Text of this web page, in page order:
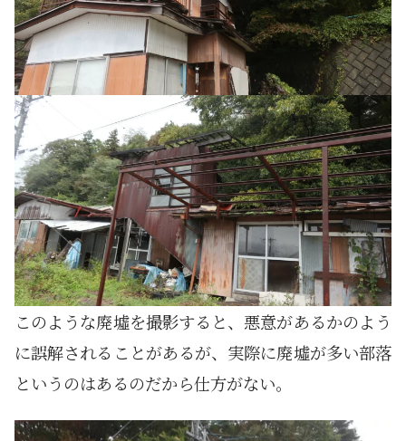
このような廃墟を撮影すると、悪意があるかのよう
に誤解されることがあるが、実際に廃墟が多い部落
というのはあるのだから仕方がない。